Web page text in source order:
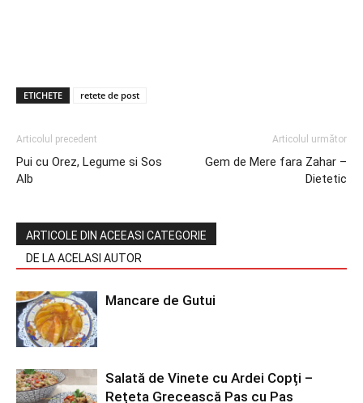
ETICHETE retete de post
Articolul precedent
Pui cu Orez, Legume si Sos
Alb
Articolul următor
Gem de Mere fara Zahar –
Dietetic
ARTICOLE DIN ACEEASI CATEGORIE
DE LA ACELASI AUTOR
Mancare de Gutui
Salată de Vinete cu Ardei Copți –
Rețeta Grecească Pas cu Pas